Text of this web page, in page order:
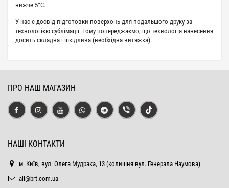
нижче 5°С.
У нас є досвід підготовки поверхонь для подальшого друку за
технологією сублімації. Тому попереджаємо, що технологія нанесення
досить складна і шкідлива (необхідна витяжка).
ПРО НАШ МАГАЗИН
НАШІ КОНТАКТИ
м. Київ, вул. Олега Мудрака, 13 (колишня вул. Генерала Наумова)
all@brt.com.ua